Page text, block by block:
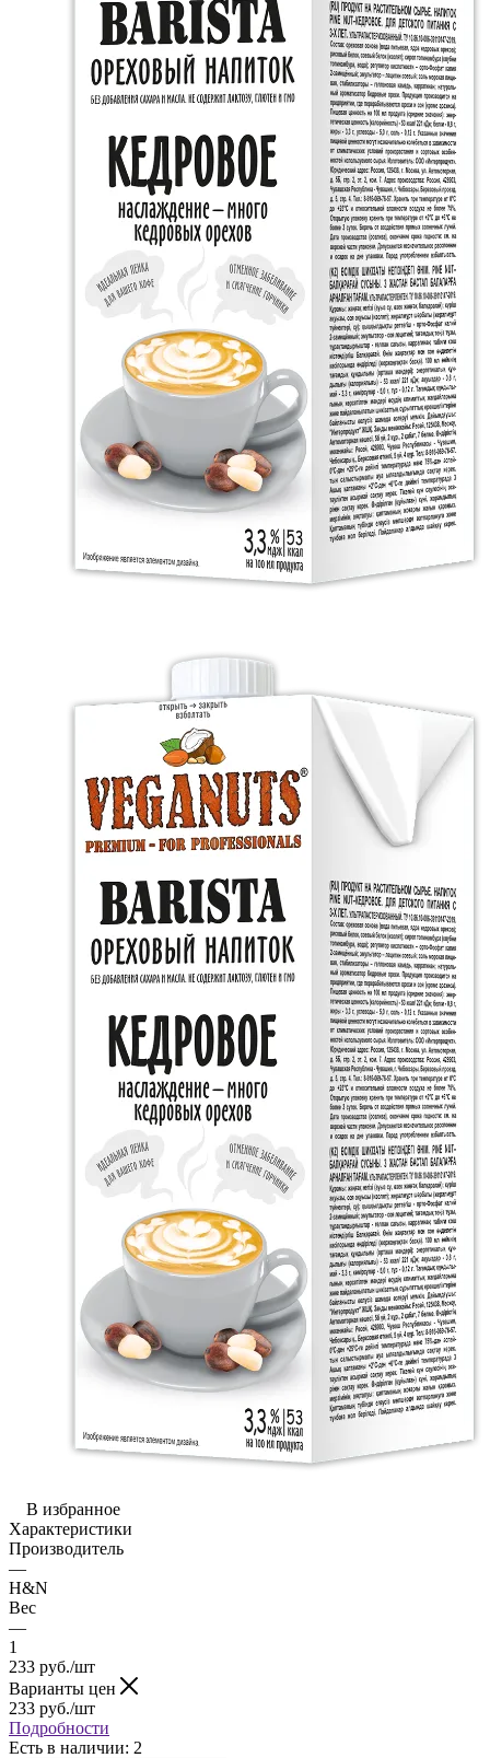
В избранное
Характеристики
Производитель
—
H&N
Вес
—
1
233 руб./шт
Варианты цен
233 руб./шт
Подробности
Есть в наличии: 2